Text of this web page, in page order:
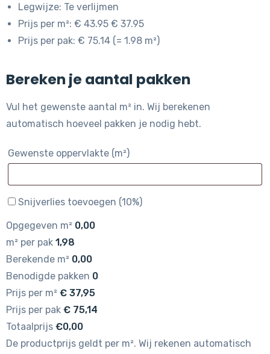
Legwijze: Te verlijmen
Prijs per m²: € 43.95 € 37.95
Prijs per pak: € 75.14 (= 1.98 m²)
Bereken je aantal pakken
Vul het gewenste aantal m² in. Wij berekenen
automatisch hoeveel pakken je nodig hebt.
Gewenste oppervlakte (m²)
Snijverlies toevoegen (10%)
Opgegeven m² 0,00
m² per pak 1,98
Berekende m² 0,00
Benodigde pakken 0
Prijs per m² € 37,95
Prijs per pak € 75,14
Totaalprijs €0,00
De productprijs geldt per m². Wij rekenen automatisch